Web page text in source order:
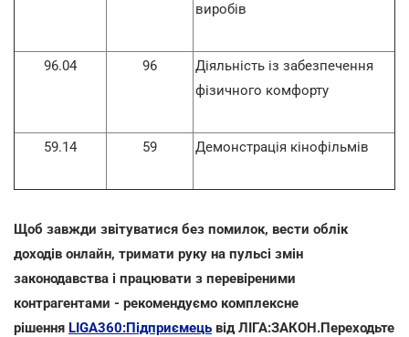
виробів
96.04 96
Діяльність із забезпечення
фізичного комфорту
59.14 59 Демонстрація кінофільмів
Щоб завжди звітуватися без помилок, вести облік
доходів онлайн, тримати руку на пульсі змін
законодавства і працювати з перевіреними
контрагентами - рекомендуємо комплексне
рішення LIGA360:Підприємець від ЛІГА:ЗАКОН.Переходьте